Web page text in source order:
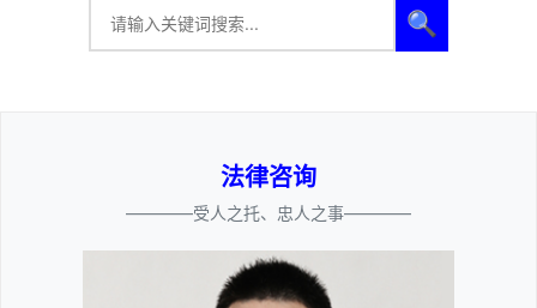
🔍
法律咨询
————受人之托、忠人之事————